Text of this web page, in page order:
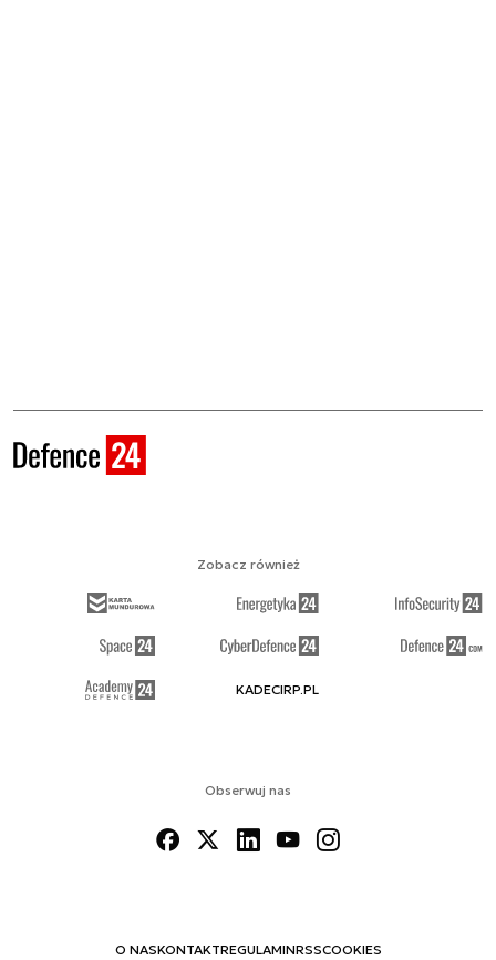
Obserwuj nas
O NASKONTAKTREGULAMINRSSCOOKIES
Zobacz również
KADECIRP.PL